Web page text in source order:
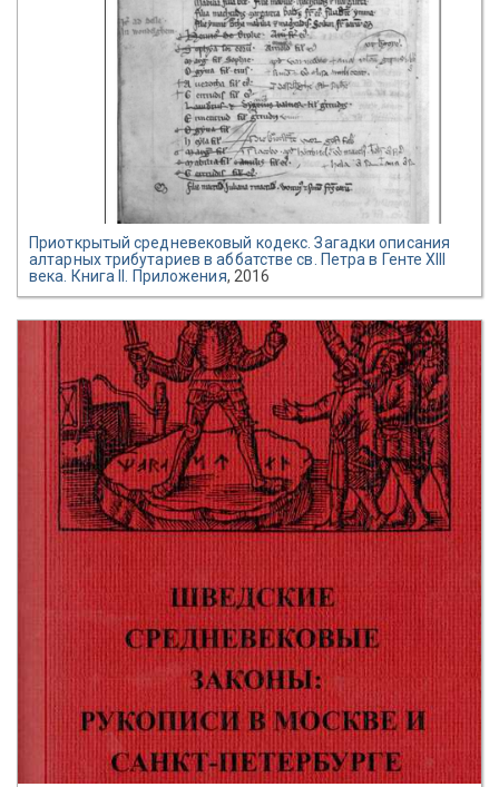
Приоткрытый средневековый кодекс. Загадки описания
алтарных трибутариев в аббатстве св. Петра в Генте XIII
века. Книга II. Приложения, 2016